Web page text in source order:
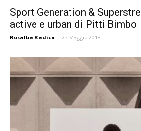
Sport Generation &
active e urban di Pitti Bimbo
Rosalba Radica - 23 Maggio 2018